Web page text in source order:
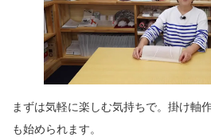
まずは気軽に楽しむ気持ちで。掛け軸
も始められます。